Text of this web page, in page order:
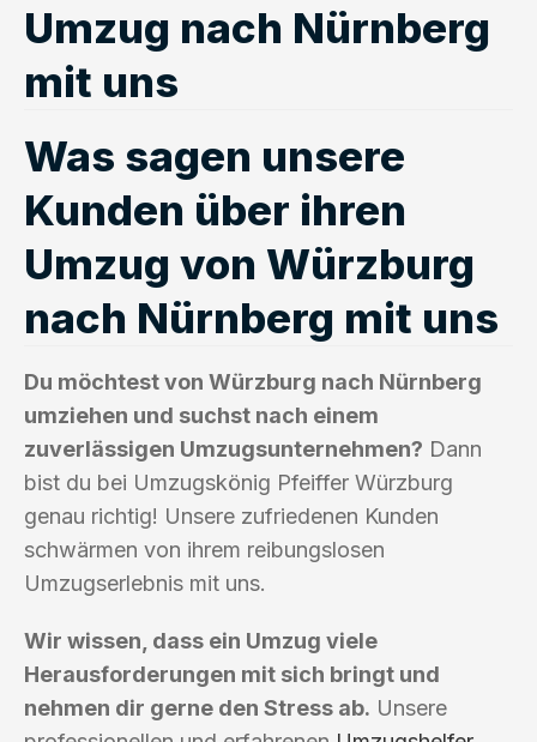
Umzug nach Nürnberg
mit uns
Was sagen unsere
Kunden über ihren
Umzug von Würzburg
nach Nürnberg mit uns
Du möchtest von Würzburg nach Nürnberg
umziehen und suchst nach einem
zuverlässigen Umzugsunternehmen? Dann
bist du bei Umzugskönig Pfeiffer Würzburg
genau richtig! Unsere zufriedenen Kunden
schwärmen von ihrem reibungslosen
Umzugserlebnis mit uns.
Wir wissen, dass ein Umzug viele
Herausforderungen mit sich bringt und
nehmen dir gerne den Stress ab. Unsere